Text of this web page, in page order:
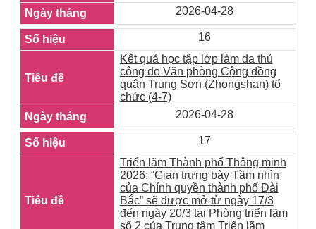
2026-04-28
16
Kết quả học tập lớp làm da thủ
công do Văn phòng Cộng đồng
quận Trung Sơn (Zhongshan) tổ
chức (4-7)
2026-04-28
17
Triển lãm Thành phố Thông minh
2026: “Gian trưng bày Tầm nhìn
của Chính quyền thành phố Đài
Bắc” sẽ được mở từ ngày 17/3
đến ngày 20/3 tại Phòng triển lãm
số 2 của Trung tâm Triển lãm